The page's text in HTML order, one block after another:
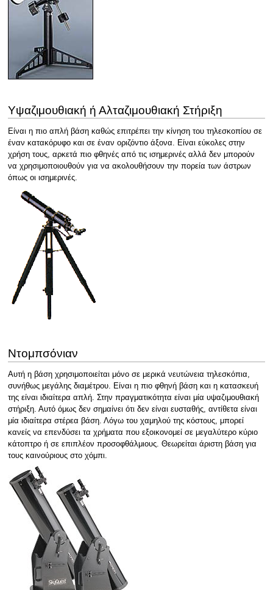
Υψαζιμουθιακή ή Αλταζιμουθιακή Στήριξη
Είναι η πιο απλή βάση καθώς επιτρέπει την κίνηση του τηλεσκοπίου σε
έναν κατακόρυφο και σε έναν οριζόντιο άξονα. Είναι εύκολες στην
χρήση τους, αρκετά πιο φθηνές από τις ισημερινές αλλά δεν μπορούν
να χρησιμοποιουθούν για να ακολουθήσουν την πορεία των άστρων
όπως οι ισημερινές.
Ντομπσόνιαν
Αυτή η βάση χρησιμοποιείται μόνο σε μερικά νευτώνεια τηλεσκόπια,
συνήθως μεγάλης διαμέτρου. Είναι η πιο φθηνή βάση και η κατασκευή
της είναι ιδιαίτερα απλή. Στην πραγματικότητα είναι μία υψαζιμουθιακή
στήριξη. Αυτό όμως δεν σημαίνει ότι δεν είναι ευσταθής, αντίθετα είναι
μία ιδιαίτερα στέρεα βάση. Λόγω του χαμηλού της κόστους, μπορεί
κανείς να επενδύσει τα χρήματα που εξοικονομεί σε μεγαλύτερο κύριο
κάτοπτρο ή σε επιπλέον προσοφθάλμιους. Θεωρείται άριστη βάση για
τους καινούριους στο χόμπι.